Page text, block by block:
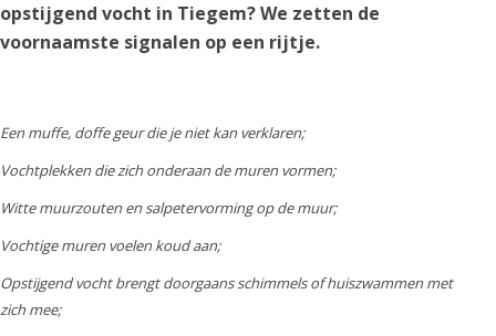
opstijgend vocht in Tiegem? We zetten de
voornaamste signalen op een rijtje.
Een muffe, doffe geur die je niet kan verklaren;
Vochtplekken die zich onderaan de muren vormen;
Witte muurzouten en salpetervorming op de muur;
Vochtige muren voelen koud aan;
Opstijgend vocht brengt doorgaans schimmels of huiszwammen met
zich mee;